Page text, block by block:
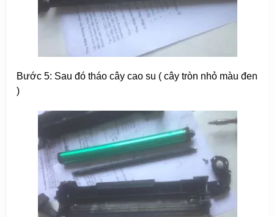
Bước 5: Sau đó tháo cây cao su ( cây tròn nhỏ màu đen
)